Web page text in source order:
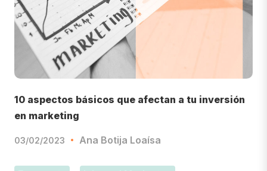
10 aspectos básicos que afectan a tu inversión
en marketing
03/02/2023 Ana Botija Loaísa